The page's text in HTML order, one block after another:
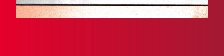
Scies circulaires acier